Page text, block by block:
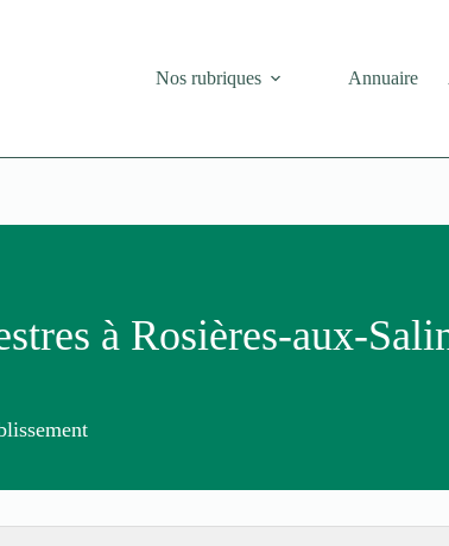
Nos rubriques Annuaire
à Rosières-aux-